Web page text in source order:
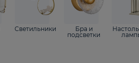
Светильники
Бра и
подсветки